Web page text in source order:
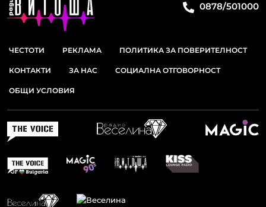
0878/501000
ЧЕСТОТИ РЕКЛАМА ПОЛИТИКА ЗА ПОВЕРИТЕЛНОСТ
КОНТАКТИ ЗА НАС СОЦИАЛНА ОТГОВОРНОСТ
ОБЩИ УСЛОВИЯ